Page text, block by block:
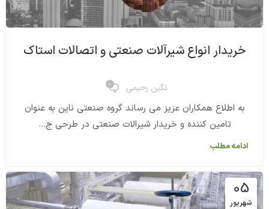
خریدار انواع شیرآلات صنعتی و اتصالات استاک
نگین رحیمی 0
به اطلاع همکاران عزیز می رساند گروه صنعتی ناین به عنوان
تامین کننده و خریدار شیرالات صنعتی در طرحی ج...
ادامه مطلب
05
شهریور